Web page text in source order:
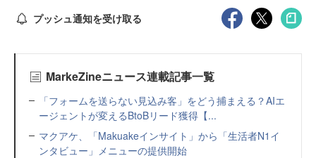
プッシュ通知を受け取る
MarkeZineニュース連載記事一覧
「フォームを送らない見込み客」をどう捕まえる？AIエ
ージェントが変えるBtoBリード獲得【...
マクアケ、「Makuakeインサイト」から「生活者N1イ
ンタビュー」メニューの提供開始